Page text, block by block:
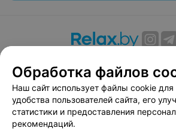
Вакансии
Публичный договор
Публичный договор по
«Афиша»
Пользовательское
Обработка файлов
Наш сайт использует файлы cookie для
удобства пользователей сайта, его
статистики и предоставления
рекомендаций.